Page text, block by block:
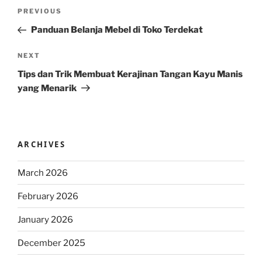
Previous
Post
PREVIOUS
Panduan Belanja Mebel di Toko Terdekat
Next
Post
NEXT
Tips dan Trik Membuat Kerajinan Tangan Kayu Manis
yang Menarik
ARCHIVES
March 2026
February 2026
January 2026
December 2025